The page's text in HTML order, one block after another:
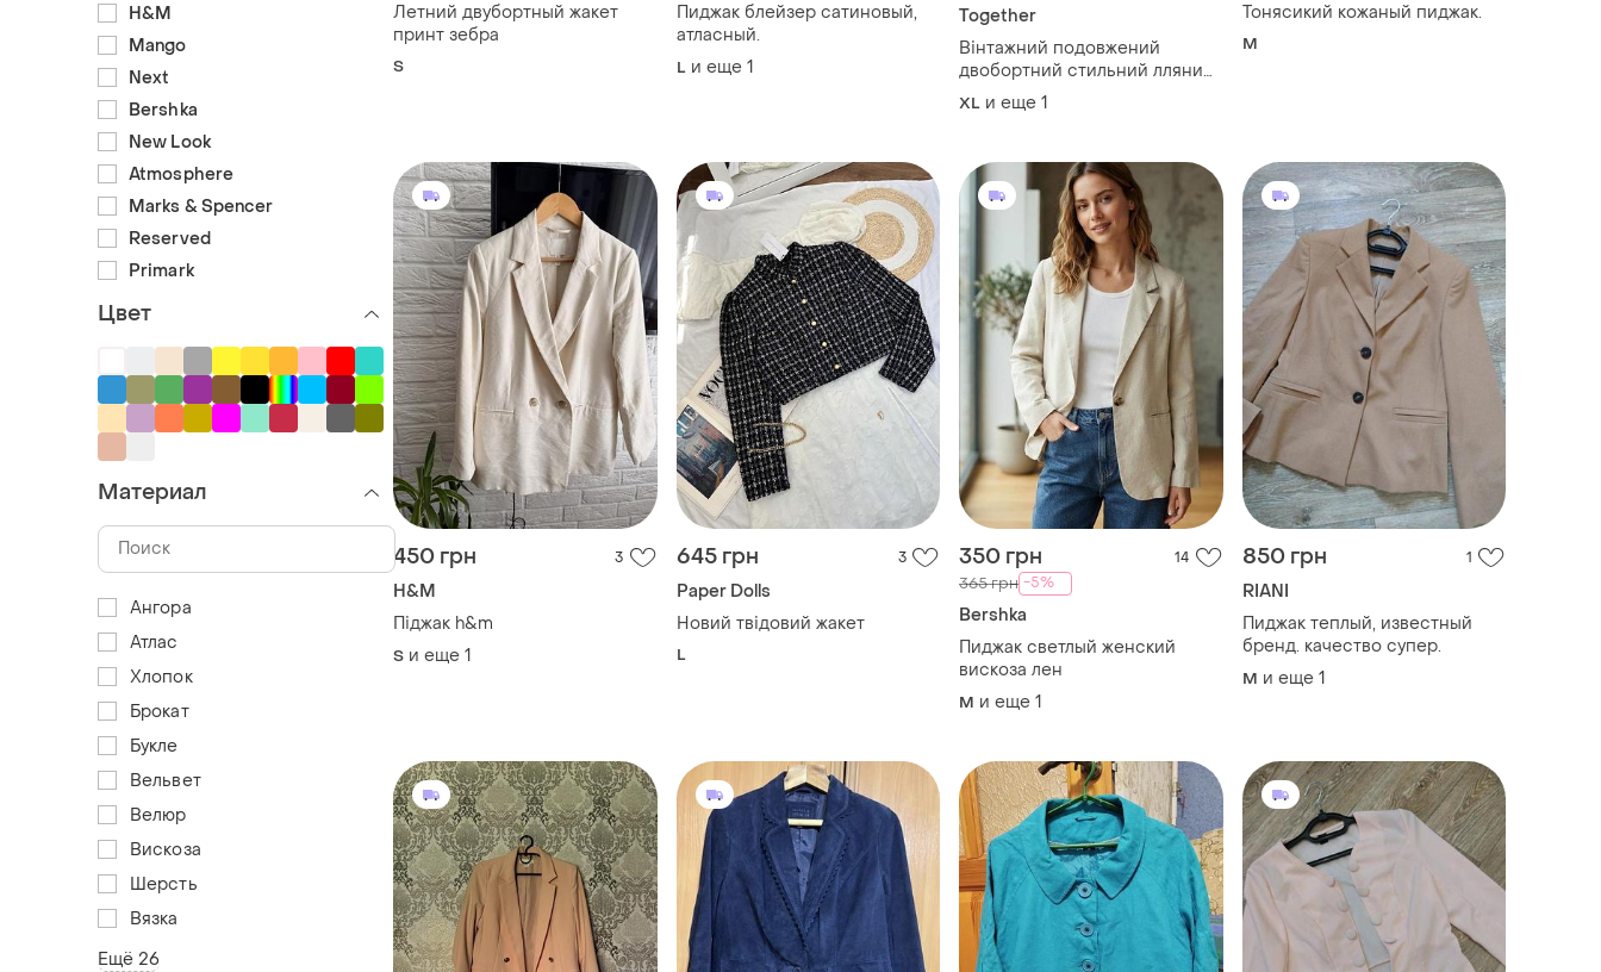
Летний двубортный жакет
принт зебра
S
Пиджак блейзер сатиновый,
атласный.
L и еще 1
Together
Вінтажний подовжений
двобортний стильний лляний
жакет блуза з мереживом з
льону великий мереживний
XL и еще 1
Тонясикий кожаный пиджак.
M
450 грн 3
H&M
Піджак h&m
S и еще 1
645 грн 3
Paper Dolls
Новий твідовий жакет
L
350 грн 14
365 грн -5%
Bershka
Пиджак светлый женский
вискоза лен
M и еще 1
850 грн 1
RIANI
Пиджак теплый, известный
бренд. качество супер.
M и еще 1
H&M
Mango
Next
Bershka
New Look
Atmosphere
Marks & Spencer
Reserved
Primark
Цвет
Материал
Ангора
Атлас
Хлопок
Брокат
Букле
Вельвет
Велюр
Вискоза
Шерсть
Вязка
Ещё 26